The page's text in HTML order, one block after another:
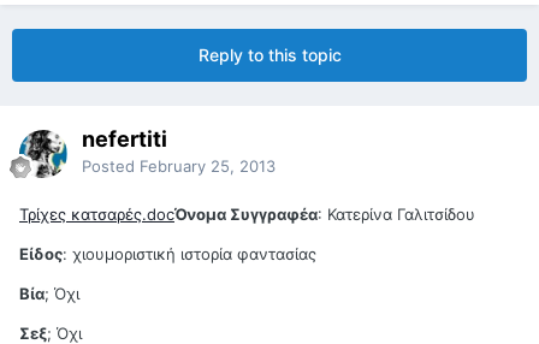
Reply to this topic
nefertiti
Posted February 25, 2013
Τρίχες κατσαρές.docΌνομα Συγγραφέα: Κατερίνα Γαλιτσίδου
Είδος: χιουμοριστική ιστορία φαντασίας
Βία; Όχι
Σεξ; Όχι